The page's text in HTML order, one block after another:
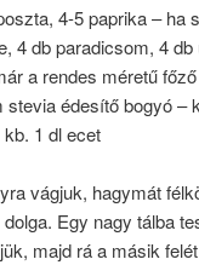
4-5 paprika – ha
4 db paradicsom, 4
a rendes méretű
édesítő bogyó –
1 dl ecet
vágjuk, hagymát
Egy nagy tálba
majd rá a másik